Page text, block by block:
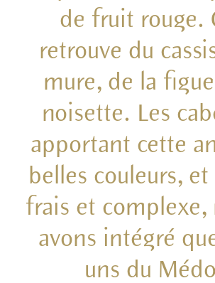
de fruit rouge.
retrouve du
mure, de la
noisette. Les
apportant cette
belles couleurs,
frais et complexe,
avons intégré
uns du